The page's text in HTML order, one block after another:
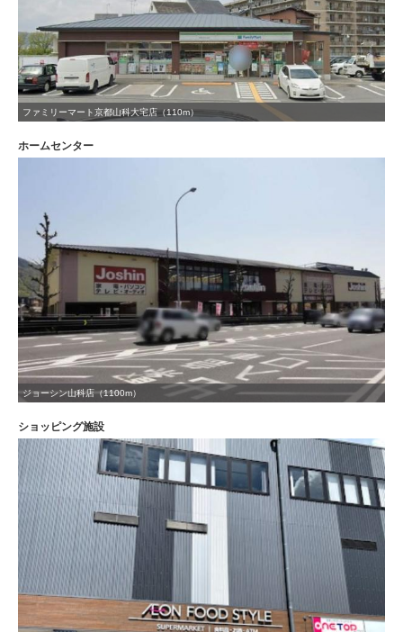
ファミリーマート京都山科大宅店（110m）
ホームセンター
ジョーシン山科店（1100m）
ショッピング施設